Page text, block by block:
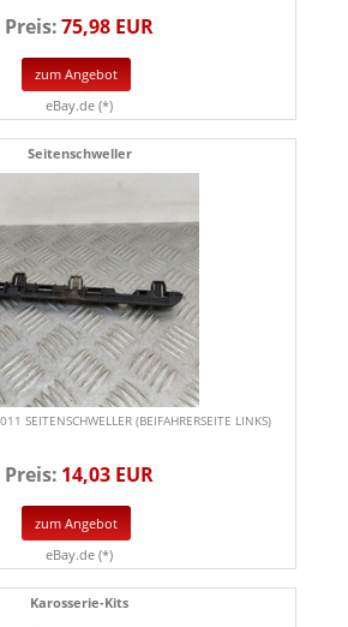
Preis:75,98 EUR
zum Angebot
eBay.de (*)
Seitenschweller
SEITENSCHWELLER (BEIFAHRERSEITE LINKS)
Preis: 14,03 EUR
zum Angebot
eBay.de (*)
Karosserie-Kits